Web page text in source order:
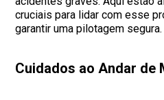
cruciais para lidar com esse
garantir uma pilotagem segura.
Cuidados ao Andar de